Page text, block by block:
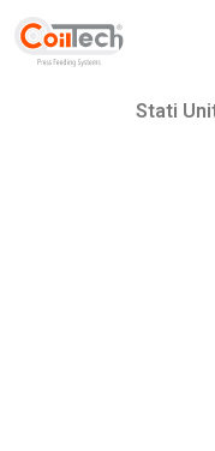
Stati